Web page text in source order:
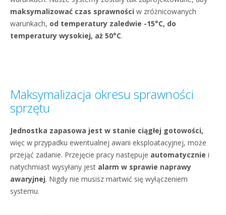
maksymalizować czas sprawności w zróżnicowanych
warunkach, od temperatury zaledwie -15°C, do
temperatury wysokiej, aż 50°C.
Maksymalizacja okresu sprawności
sprzętu
Jednostka zapasowa jest w stanie ciągłej gotowości,
więc w przypadku ewentualnej awarii eksploatacyjnej, może
przejąć zadanie. Przejęcie pracy następuje automatycznie i
natychmiast wysyłany jest alarm w sprawie naprawy
awaryjnej. Nigdy nie musisz martwić się wyłączeniem
systemu.